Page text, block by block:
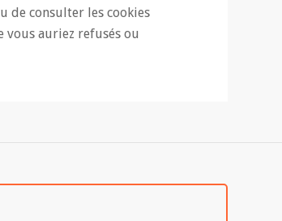
de consulter les cookies
vous auriez refusés ou